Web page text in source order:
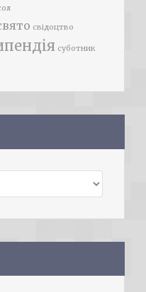
свідоцтво
суботник